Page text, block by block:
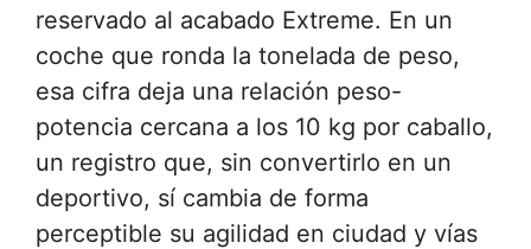
reservado al acabado Extreme. En un
coche que ronda la tonelada de peso,
esa cifra deja una relación peso-
potencia cercana a los 10 kg por caballo,
un registro que, sin convertirlo en un
deportivo, sí cambia de forma
perceptible su agilidad en ciudad y vías